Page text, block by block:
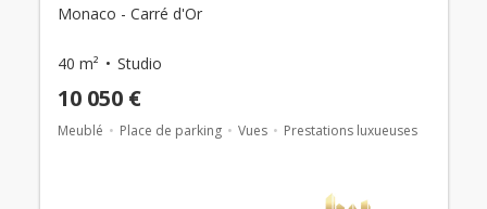
Monaco - Carré d'Or
40 m² Studio
10 050 €
Meublé Place de parking Vues Prestations luxueuses